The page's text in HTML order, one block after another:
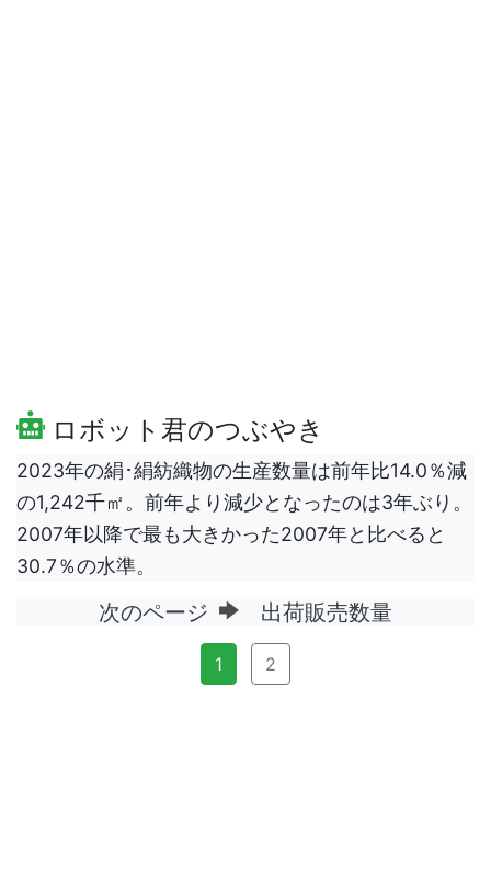
ロボット君のつぶやき
2023年の絹･絹紡織物の生産数量は前年比14.0％減
の1,242千㎡。前年より減少となったのは3年ぶり。
2007年以降で最も大きかった2007年と比べると
30.7％の水準。
次のページ 出荷販売数量
1 2